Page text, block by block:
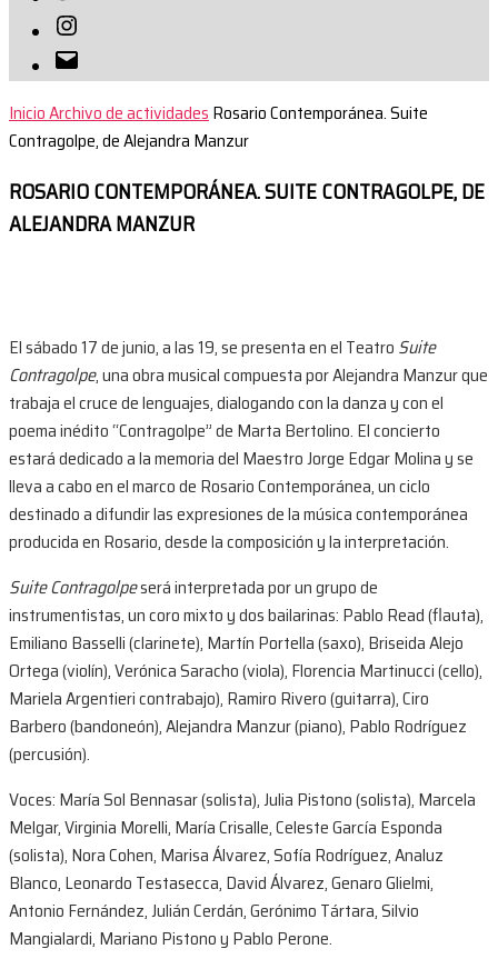
Instagram
Correo
electrónico
InicioArchivo de actividadesRosario Contemporánea. Suite
Contragolpe, de Alejandra Manzur
ROSARIO CONTEMPORÁNEA. SUITE CONTRAGOLPE, DE
ALEJANDRA MANZUR
El sábado 17 de junio, a las 19, se presenta en el Teatro Suite
Contragolpe, una obra musical compuesta por Alejandra Manzur que
trabaja el cruce de lenguajes, dialogando con la danza y con el
poema inédito “Contragolpe” de Marta Bertolino. El concierto
estará dedicado a la memoria del Maestro Jorge Edgar Molina y se
lleva a cabo en el marco de Rosario Contemporánea, un ciclo
destinado a difundir las expresiones de la música contemporánea
producida en Rosario, desde la composición y la interpretación.
Suite Contragolpeserá interpretada por un grupo de
instrumentistas, un coro mixto y dos bailarinas: Pablo Read (flauta),
Emiliano Basselli (clarinete), Martín Portella (saxo), Briseida Alejo
Ortega (violín), Verónica Saracho (viola), Florencia Martinucci (cello),
Mariela Argentieri contrabajo), Ramiro Rivero (guitarra), Ciro
Barbero (bandoneón), Alejandra Manzur (piano), Pablo Rodríguez
(percusión).
Voces: María Sol Bennasar (solista), Julia Pistono (solista), Marcela
Melgar, Virginia Morelli, María Crisalle, Celeste García Esponda
(solista), Nora Cohen, Marisa Álvarez, Sofía Rodríguez, Analuz
Blanco, Leonardo Testasecca, David Álvarez, Genaro Glielmi,
Antonio Fernández, Julián Cerdán, Gerónimo Tártara, Silvio
Mangialardi, Mariano Pistono y Pablo Perone.